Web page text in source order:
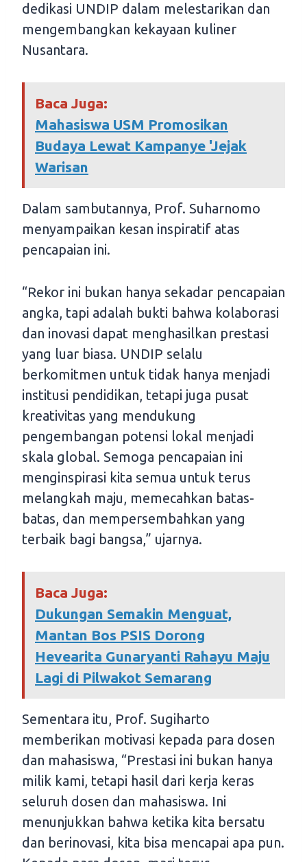
dedikasi UNDIP dalam melestarikan dan
mengembangkan kekayaan kuliner
Nusantara.
Baca Juga:
Mahasiswa USM Promosikan
Budaya Lewat Kampanye 'Jejak
Warisan
Dalam sambutannya, Prof. Suharnomo
menyampaikan kesan inspiratif atas
pencapaian ini.
“Rekor ini bukan hanya sekadar pencapaian
angka, tapi adalah bukti bahwa kolaborasi
dan inovasi dapat menghasilkan prestasi
yang luar biasa. UNDIP selalu
berkomitmen untuk tidak hanya menjadi
institusi pendidikan, tetapi juga pusat
kreativitas yang mendukung
pengembangan potensi lokal menjadi
skala global. Semoga pencapaian ini
menginspirasi kita semua untuk terus
melangkah maju, memecahkan batas-
batas, dan mempersembahkan yang
terbaik bagi bangsa,” ujarnya.
Baca Juga:
Dukungan Semakin Menguat,
Mantan Bos PSIS Dorong
Hevearita Gunaryanti Rahayu Maju
Lagi di Pilwakot Semarang
Sementara itu, Prof. Sugiharto
memberikan motivasi kepada para dosen
dan mahasiswa, “Prestasi ini bukan hanya
milik kami, tetapi hasil dari kerja keras
seluruh dosen dan mahasiswa. Ini
menunjukkan bahwa ketika kita bersatu
dan berinovasi, kita bisa mencapai apa pun.